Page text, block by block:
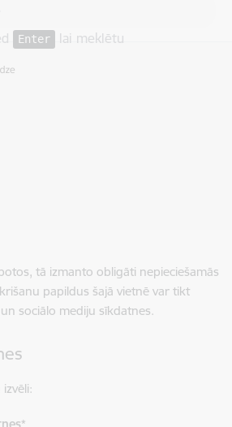
Enter lai meklētu
tā izmanto obligāti nepieciešamās
papildus šajā vietnē var tikt
sociālo mediju sīkdatnes.